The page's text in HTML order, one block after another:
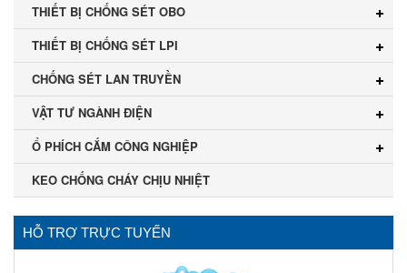
THIẾT BỊ CHỐNG SÉT OBO
THIẾT BỊ CHỐNG SÉT LPI
CHỐNG SÉT LAN TRUYỀN
VẬT TƯ NGÀNH ĐIỆN
Ổ PHÍCH CẮM CÔNG NGHIỆP
KEO CHỐNG CHÁY CHỊU NHIỆT
HỖ TRỢ TRỰC TUYẾN